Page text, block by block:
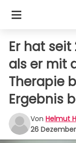
Er hat seit
als er mit
Therapie
Ergebnis
Von Helmut
26